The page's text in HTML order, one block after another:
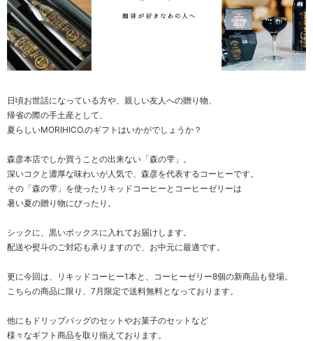
日頃お世話になっている方や、親しい友人への贈り物、
帰省の際の手土産として、
夏らしいMORIHICO.のギフトはいかがでしょうか？
森彦本店でしか買うことの出来ない「森の雫」。
深いコクと濃厚な味わいが人気で、森彦を代表するコーヒーです。
その「森の雫」を使ったリキッドコーヒーとコーヒーゼリーは
暑い夏の贈り物にぴったり。
シックに、黒いボックスに入れてお届けします。
配送や熨斗のご対応も承りますので、お中元に最適です。
更に今回は、リキッドコーヒー1本と、コーヒーゼリー8個の新商品も登場。
こちらの商品に限り、7月限定で送料無料となっております。
他にもドリップバッグのセットやお菓子のセットなど
様々なギフト商品を取り揃えております。